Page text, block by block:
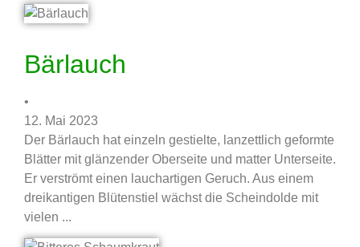
Bärlauch
•
12. Mai 2023
Der Bärlauch hat einzeln gestielte, lanzettlich geformte
Blätter mit glänzender Oberseite und matter Unterseite.
Er verströmt einen lauchartigen Geruch. Aus einem
dreikantigen Blütenstiel wächst die Scheindolde mit
vielen ...